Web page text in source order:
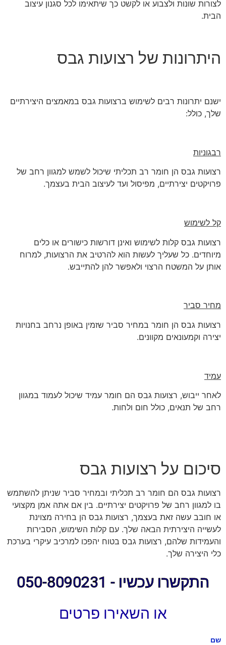
לצורות שונות ולצבוע או לקשט כך שיתאימו לכל סגנון עיצוב
הבית.
היתרונות של רצועות גבס
ישנם יתרונות רבים לשימוש ברצועות גבס במאמצים היצירתיים
שלך, כולל:
רבגוניות
רצועות גבס הן חומר רב תכליתי שיכול לשמש למגוון רחב של
פרויקטים יצירתיים, מפיסול ועד לעיצוב הבית בעצמך.
קל לשימוש
רצועות גבס קלות לשימוש ואינן דורשות כישורים או כלים
מיוחדים. כל שעליך לעשות הוא להרטיב את הרצועות, למרוח
אותן על המשטח הרצוי ולאפשר להן להתייבש.
מחיר סביר
רצועות גבס הן חומר במחיר סביר שזמין באופן נרחב בחנויות
יצירה וקמעונאים מקוונים.
עמיד
לאחר ייבוש, רצועות גבס הם חומר עמיד שיכול לעמוד במגוון
רחב של תנאים, כולל חום ולחות.
סיכום על רצועות גבס
רצועות גבס הם חומר רב תכליתי ובמחיר סביר שניתן להשתמש
בו למגוון רחב של פרויקטים יצירתיים. בין אם אתה אמן מקצועי
או חובב עשה זאת בעצמך, רצועות גבס הן בחירה מצוינת
לעשייה היצירתית הבאה שלך. עם קלות השימוש, הסבירות
והעמידות שלהם, רצועות גבס בטוח יהפכו למרכיב עיקרי בערכת
כלי היצירה שלך.
התקשרו עכשיו - 050-8090231
או השאירו פרטים
שם